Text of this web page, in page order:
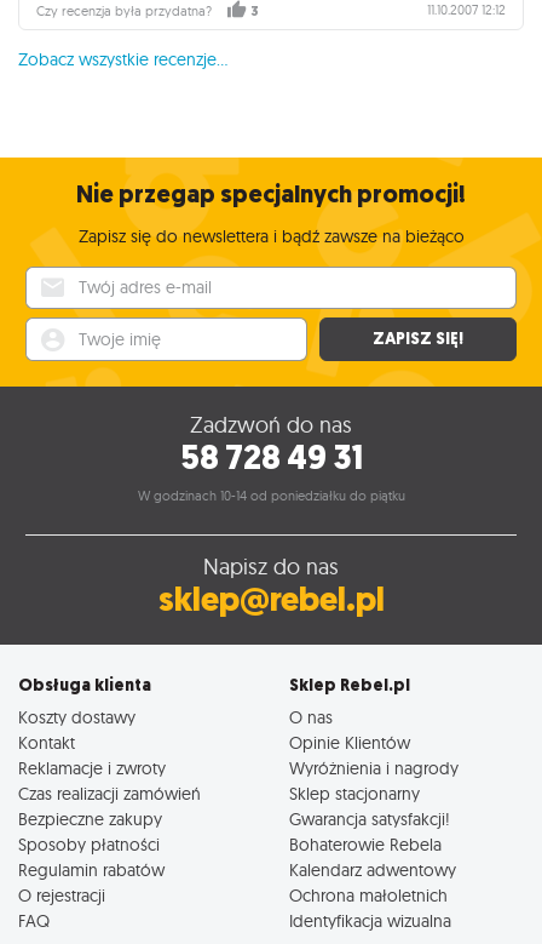
zamierzam to i tak, zobaczymy jak wyjdzie w praniu.
Czy recenzja była przydatna? 3 11.10.2007 12:12
Zobacz wszystkie recenzje...
Nie przegap specjalnych promocji!
Zapisz się do newslettera i bądź zawsze na bieżąco
ZAPISZ SIĘ!
Zadzwoń do nas
58 728 49 31
W godzinach 10-14 od poniedziałku do piątku
Napisz do nas
sklep@rebel.pl
Obsługa klienta
Koszty dostawy
Kontakt
Reklamacje i zwroty
Czas realizacji zamówień
Bezpieczne zakupy
Sposoby płatności
Regulamin rabatów
O rejestracji
FAQ
Sklep Rebel.pl
O nas
Opinie Klientów
Wyróżnienia i nagrody
Sklep stacjonarny
Gwarancja satysfakcji!
Bohaterowie Rebela
Kalendarz adwentowy
Ochrona małoletnich
Identyfikacja wizualna